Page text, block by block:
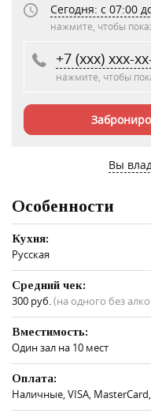
Сегодня: c 07:00
нажмите, чтобы
+7 (xxx) xxx-
нажмите, чтобы
Вы
Особенности
Кухня:
Русская
Средний чек:
300 руб.(на одного без
Вместимость:
Один зал на 10 мест
Оплата:
Наличные, VISA,